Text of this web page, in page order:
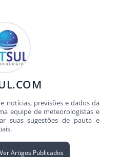
notícias, previsões e dados da
equipe de meteorologistas e
suas sugestões de pauta e
Ver Artigos Publicados